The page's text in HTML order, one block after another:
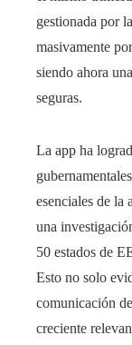
gestionada por
masivamente
siendo ahora
seguras.
La app ha
esenciales de la
una
50 estados de
Esto no solo
comunicación
creciente